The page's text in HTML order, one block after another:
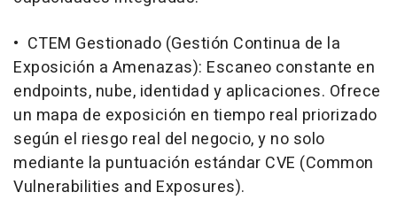
• CTEM Gestionado (Gestión Continua de la
Exposición a Amenazas): Escaneo constante en
endpoints, nube, identidad y aplicaciones. Ofrece
un mapa de exposición en tiempo real priorizado
según el riesgo real del negocio, y no solo
mediante la puntuación estándar CVE (Common
Vulnerabilities and Exposures).